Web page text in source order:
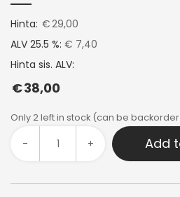
Hinta: €29,00
ALV 25.5 %: € 7,40
Hinta sis. ALV:
€38,00
Only 2 left in stock (can be
- + Add